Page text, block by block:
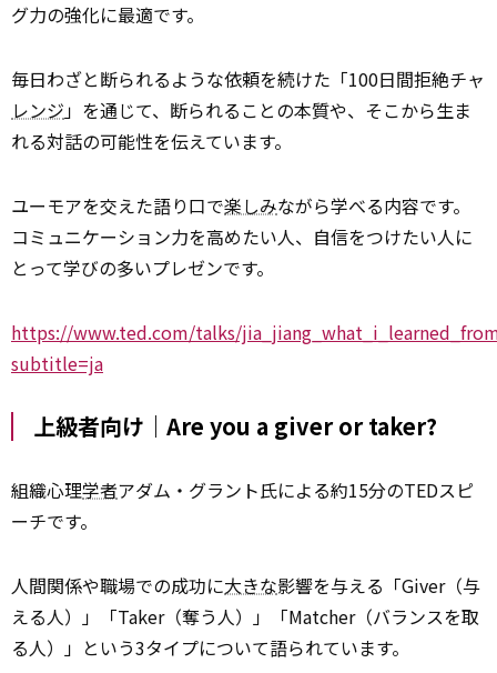
グ力の強化に最適です。
毎日わざと断られるような依頼を続けた「100日間拒絶チャ
レンジ」を通じて、断られることの本質や、そこから生ま
れる対話の可能性を伝えています。
ユーモアを交えた語り口で楽しみながら学べる内容です。
コミュニケーション力を高めたい人、自信をつけたい人に
とって学びの多いプレゼンです。
https://www.ted.com/talks/
subtitle=ja
上級者向け｜Are you a giver or taker?
組織心理学者アダム・グラント氏による約15分のTEDスピ
ーチです。
人間関係や職場での成功に大きな影響を与える「Giver（与
える人）」「Taker（奪う人）」「Matcher（バランスを取
る人）」という3タイプについて語られています。